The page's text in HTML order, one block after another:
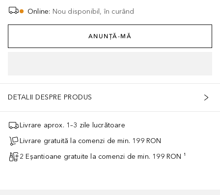
Online: Nou disponibil, în curând
ANUNȚĂ-MĂ
DETALII DESPRE PRODUS
Livrare aprox. 1–3 zile lucrătoare
Livrare gratuită la comenzi de min. 199 RON
2 Eșantioane gratuite la comenzi de min. 199 RON ¹